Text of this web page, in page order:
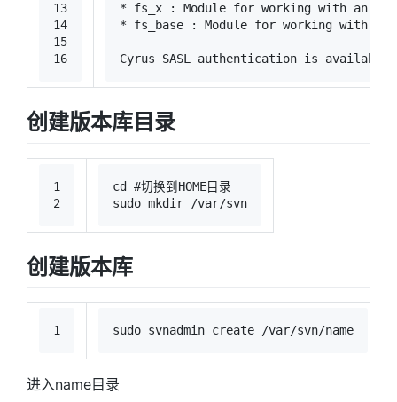
13
14
15
16
* fs_x : Module for working with an
* fs_base : Module for working with a
Cyrus SASL authentication is available.
创建版本库目录
1
2
cd
#切换到HOME目录
sudo mkdir /var/svn
创建版本库
1 sudo svnadmin create /var/svn/name
进入name目录